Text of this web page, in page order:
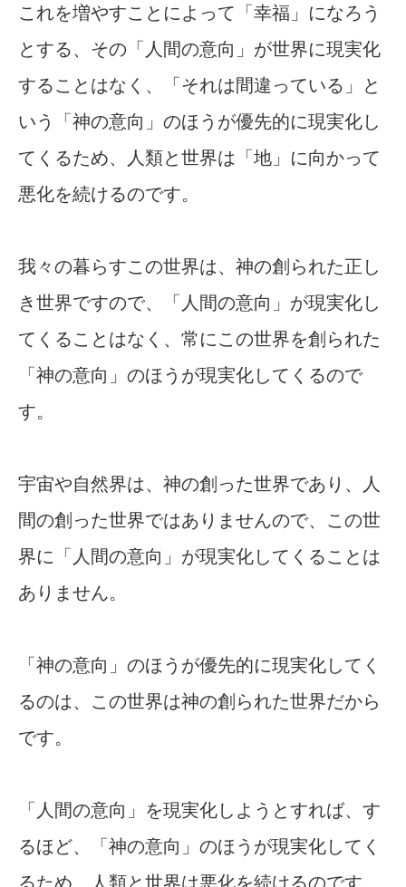
これを増やすことによって「幸福」になろう
とする、その「人間の意向」が世界に現実化
することはなく、「それは間違っている」と
いう「神の意向」のほうが優先的に現実化し
てくるため、人類と世界は「地」に向かって
悪化を続けるのです。
我々の暮らすこの世界は、神の創られた正し
き世界ですので、「人間の意向」が現実化し
てくることはなく、常にこの世界を創られた
「神の意向」のほうが現実化してくるので
す。
宇宙や自然界は、神の創った世界であり、人
間の創った世界ではありませんので、この世
界に「人間の意向」が現実化してくることは
ありません。
「神の意向」のほうが優先的に現実化してく
るのは、この世界は神の創られた世界だから
です。
「人間の意向」を現実化しようとすれば、す
るほど、「神の意向」のほうが現実化してく
るため、人類と世界は悪化を続けるのです。